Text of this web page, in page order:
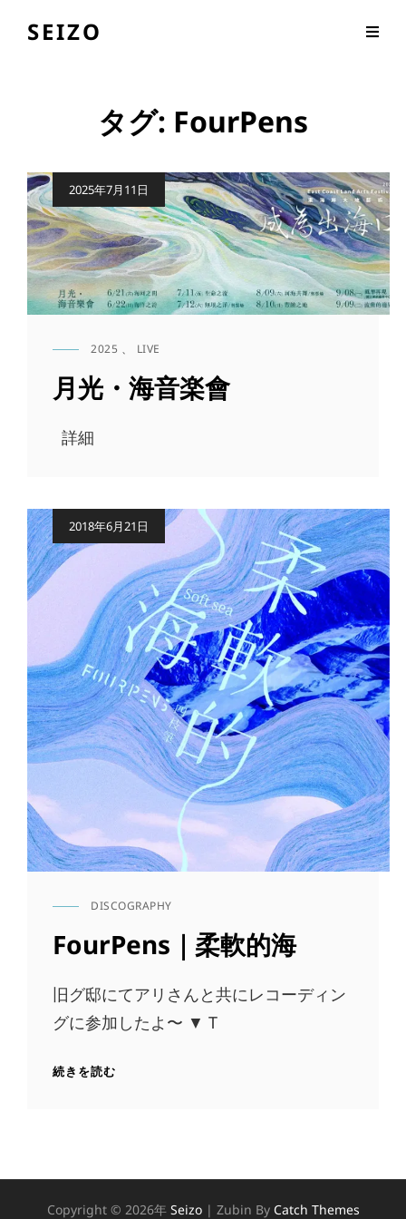
SEIZO
タグ: FourPens
公
開
日
2025年7月11日
CAT
LINKS
2025 、 LIVE
月光・海音楽會
詳細
公
開
日
2018年6月21日
CAT
DISCOGRAPHY
FourPens｜柔軟的海
旧グ邸にてアリさんと共にレコーディン
グに参加したよ〜 ▼ T
続きを読む
Copyright © 2026年 Seizo | Zubin By Catch Themes